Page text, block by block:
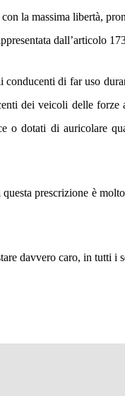
la massima libertà,
dall’articolo
di far uso
dei veicoli delle forze
dotati di auricolare
prescrizione è
davvero caro, in tutti i